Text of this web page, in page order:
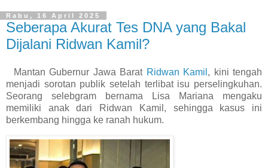
Rabu, 16 April 2025
Seberapa Akurat Tes DNA yang Bakal
Dijalani Ridwan Kamil?
Mantan Gubernur Jawa Barat Ridwan Kamil , kini tengah
menjadi sorotan publik setelah terlibat isu perselingkuhan.
Seorang selebgram bernama Lisa Mariana mengaku
memiliki anak dari Ridwan Kamil, sehingga kasus ini
berkembang hingga ke ranah hukum.